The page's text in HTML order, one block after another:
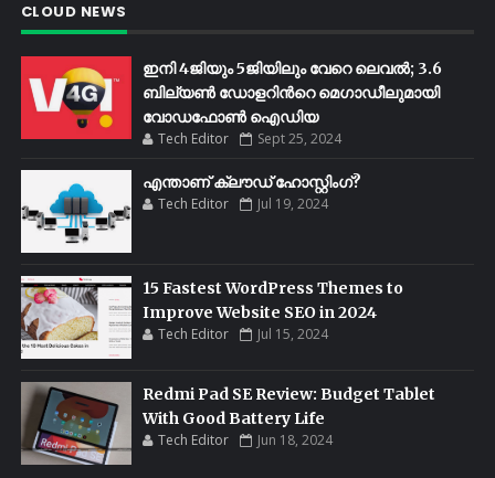
CLOUD NEWS
ഇനി 4ജിയും 5ജിയിലും വേറെ ലെവൽ; 3.6
ബില്യണ്‍ ഡോളറിന്‍റെ മെഗാഡീലുമായി
വോഡഫോണ്‍ ഐഡിയ
Tech Editor Sept 25, 2024
എന്താണ് ക്ലൗഡ് ഹോസ്റ്റിംഗ്?
Tech Editor Jul 19, 2024
15 Fastest WordPress Themes to
Improve Website SEO in 2024
Tech Editor Jul 15, 2024
Redmi Pad SE Review: Budget Tablet
With Good Battery Life
Tech Editor Jun 18, 2024